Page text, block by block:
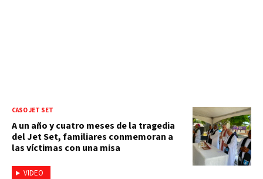
VIDEO
CASO JET SET
A un año y cuatro meses de la tragedia
del Jet Set, familiares conmemoran a
las víctimas con una misa